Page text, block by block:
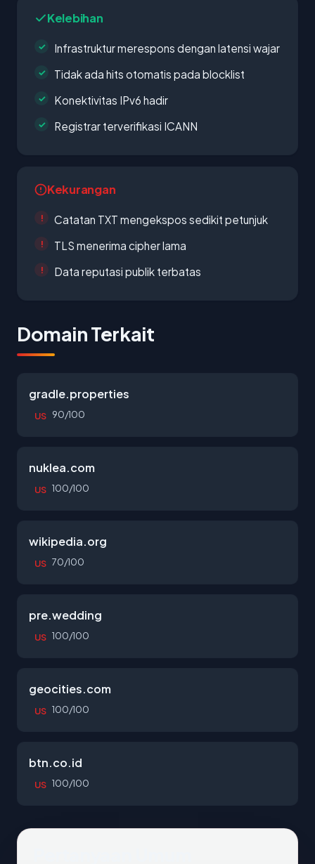
Kelebihan
Infrastruktur merespons dengan latensi wajar
Tidak ada hits otomatis pada blocklist
Konektivitas IPv6 hadir
Registrar terverifikasi ICANN
Kekurangan
Catatan TXT mengekspos sedikit petunjuk
TLS menerima cipher lama
Data reputasi publik terbatas
Domain Terkait
gradle.properties
US 90/100
nuklea.com
US 100/100
wikipedia.org
US 70/100
pre.wedding
US 100/100
geocities.com
US 100/100
btn.co.id
US 100/100